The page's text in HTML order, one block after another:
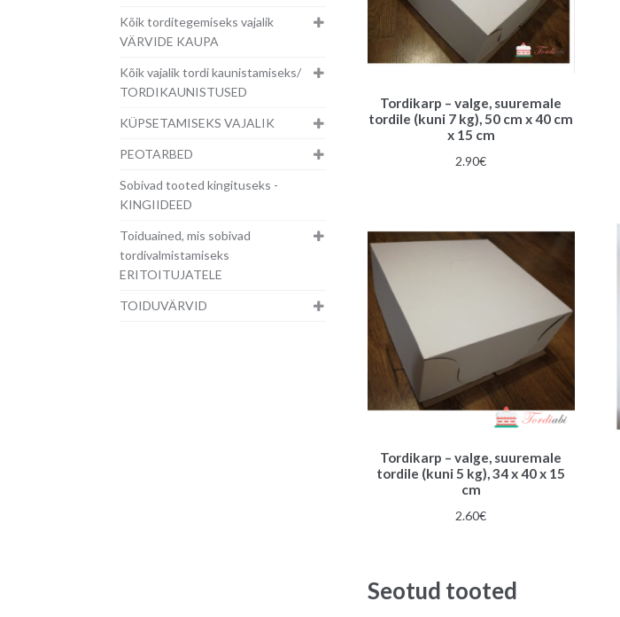
Tordikarp – valge, suuremale
tordile (kuni 7 kg), 50 cm x 40 cm
x 15 cm
2.90€
Tordikarp – valge, suuremale
tordile (kuni 5 kg), 34 x 40 x 15
cm
2.60€
Seotud tooted
Kõik torditegemiseks vajalik
VÄRVIDE KAUPA
Kõik vajalik tordi kaunistamiseks/
TORDIKAUNISTUSED
KÜPSETAMISEKS VAJALIK
PEOTARBED
Sobivad tooted kingituseks -
KINGIIDEED
Toiduained, mis sobivad
tordivalmistamiseks
ERITOITUJATELE
TOIDUVÄRVID